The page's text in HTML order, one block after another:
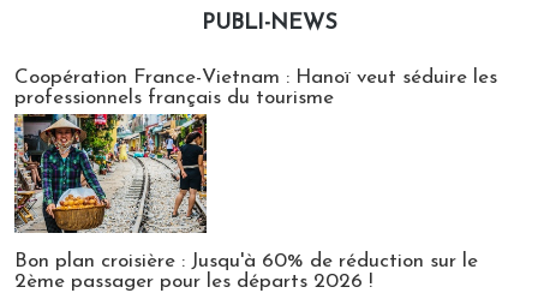
PUBLI-NEWS
Coopération France-Vietnam : Hanoï veut séduire les
professionnels français du tourisme
Bon plan croisière : Jusqu'à 60% de réduction sur le
2ème passager pour les départs 2026 !